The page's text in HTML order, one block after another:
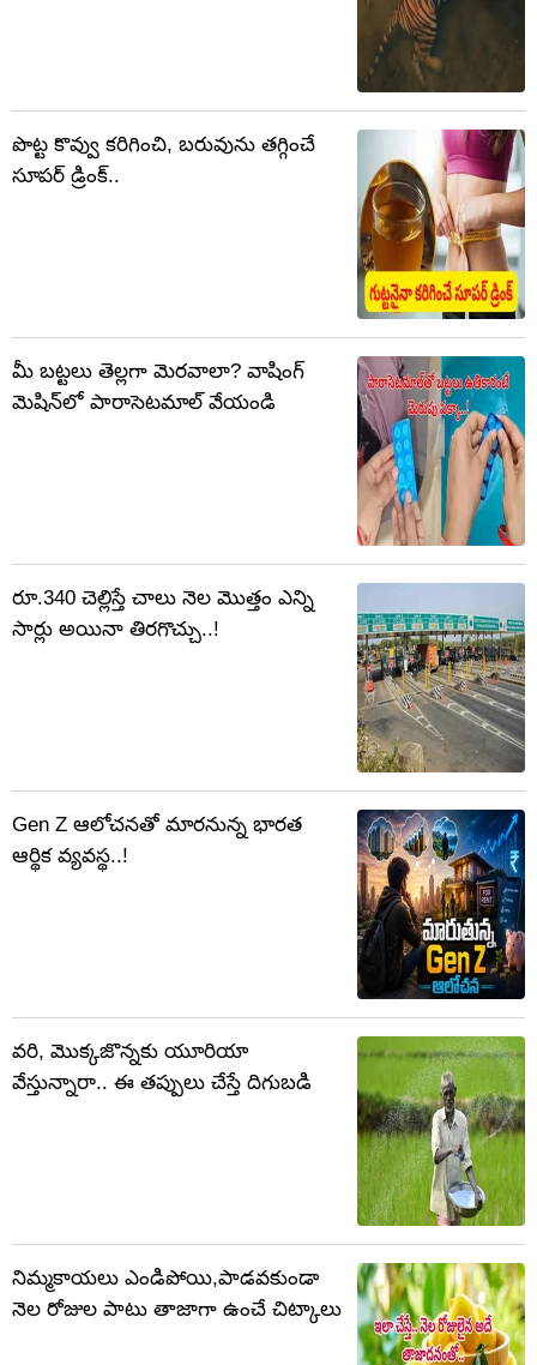
పొట్ట కొవ్వు కరిగించి, బరువును తగ్గించే
సూపర్ డ్రింక్..
మీ బట్టలు తెల్లగా మెరవాలా? వాషింగ్‌
మెషిన్‌లో పారాసెటమాల్‌ వేయండి
రూ.340 చెల్లిస్తే చాలు నెల మొత్తం ఎన్ని
సార్లు అయినా తిరగొచ్చు..!
Gen Z ఆలోచనతో మారనున్న భారత
ఆర్థిక వ్యవస్థ..!
వరి, మొక్కజొన్నకు యూరియా
వేస్తున్నారా.. ఈ తప్పులు చేస్తే దిగుబడి
నిమ్మకాయలు ఎండిపోయి,పాడవకుండా
నెల రోజుల పాటు తాజాగా ఉంచే చిట్కాలు